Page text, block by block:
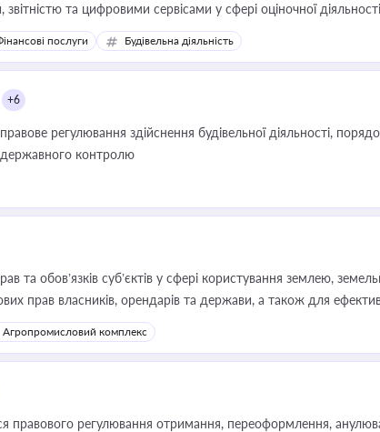
звітністю та цифровими сервісами у сфері оціночної
для власника бізнесу, керівника, юриста або бухгалтера
майна, корпоративних угод і перевірки статусу суб'єктів
послуги Будівельна діяльність
+6
регулювання здійснення будівельної діяльності,
контролю
та обов’язків суб’єктів у сфері користування землею,
прав власників, орендарів та держави, а також для
Агропромисловий комплекс
правового регулювання отримання, переоформлення,